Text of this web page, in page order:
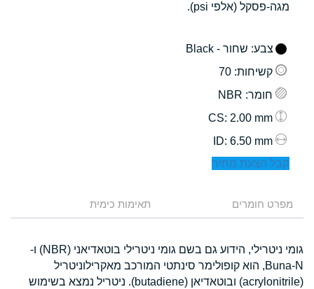
מגה-פסקל (אלפי psi).
צבע: שחור - Black
קשיחות: 70
חומר: NBR
: 2.00 mm
: 6.50 mm
קבל הצעת מחיר
מפרט חומרים תאימות כימית
גומי ניטרילי, הידוע גם בשם גומי ניטרילי בוטאדיאני (NBR) ו-
Buna-N, הוא קופולימר סינתטי המורכב מאקרילוניטריל
(acrylonitrile) ובוטאדיאן (butadiene). ניטריל נמצא בשימוש